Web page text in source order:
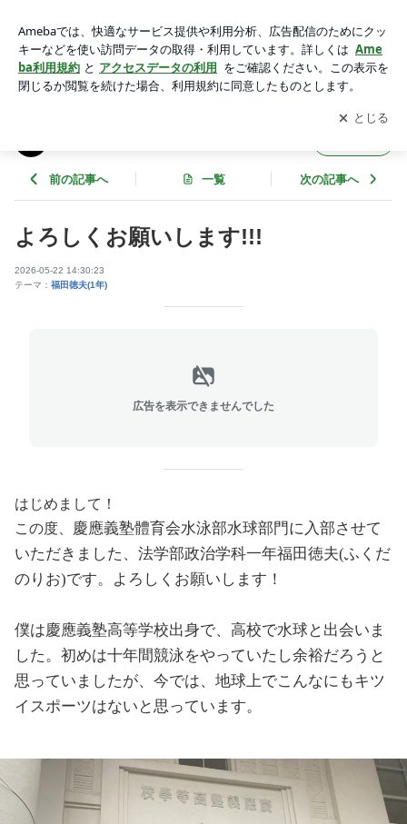
ログ
アプリをダウンロードして ブログの更新通知
を受け取りまし
ょう。
開く
前の記事へ 一覧 次の記事へ
よろしくお願いします!!!
2026-05-22 14:30:23
テーマ： 福田徳夫(1年)
広告を表示できませんでした
はじめまして！
この度、
慶應義塾體育会水泳部水球部門に入部させて
いただきました、法学部政治学科一年福田徳夫(ふくだ
のりお)です。 よろしくお願いします！
僕は慶應義塾高等学校出身で、高校で水球と出会いま
した。初めは十年間競泳をやっていたし余裕だろうと
思っていましたが、今では、地球上でこんなにもキツ
イスポーツはないと思っています。